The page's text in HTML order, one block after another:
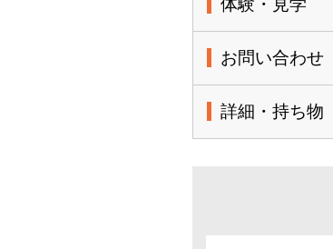
体験・見学
お問い合わせ
詳細・持ち物